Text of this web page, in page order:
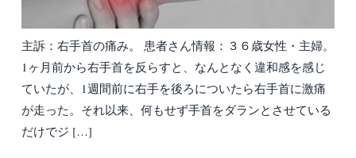
主訴：右手首の痛み。 患者さん情報：３６歳女性・主婦。
1ヶ月前から右手首を反らすと、なんとなく違和感を感じ
ていたが、1週間前に右手を後ろについたら右手首に激痛
が走った。それ以来、何もせず手首をダランとさせている
だけでジ […]